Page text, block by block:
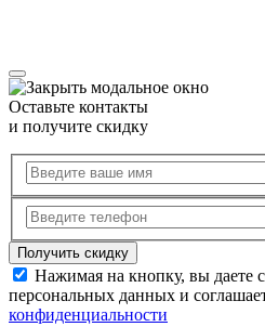
Оставьте контакты
и получите скидку
Нажимая на кнопку, вы даете
персональных данных и
конфиденциальности